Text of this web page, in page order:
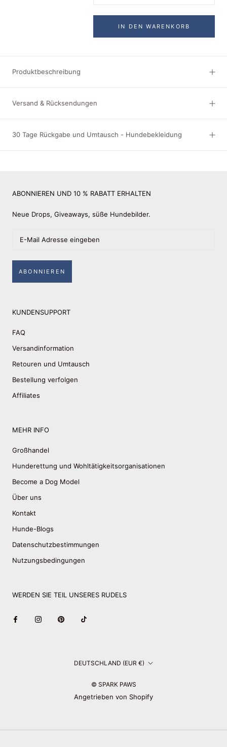
IN DEN WARENKORB
Produktbeschreibung
Versand & Rücksendungen
30 Tage Rückgabe und Umtausch - Hundebekleidung
ABONNIEREN UND 10 % RABATT ERHALTEN
Neue Drops, Giveaways, süße Hundebilder.
ABONNIEREN
KUNDENSUPPORT
FAQ
Versandinformation
Retouren und Umtausch
Bestellung verfolgen
Affiliates
MEHR INFO
Großhandel
Hunderettung und Wohltätigkeitsorganisationen
Become a Dog Model
Über uns
Kontakt
Hunde-Blogs
Datenschutzbestimmungen
Nutzungsbedingungen
WERDEN SIE TEIL UNSERES RUDELS
Land/Region DEUTSCHLAND (EUR €)
© SPARK PAWS
Angetrieben von Shopify